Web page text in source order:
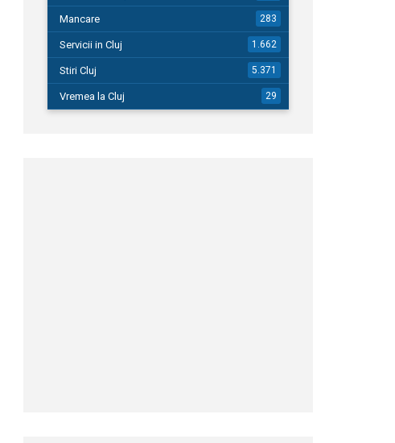
Mancare 283
Servicii in Cluj 1.662
Stiri Cluj 5.371
Vremea la Cluj 29